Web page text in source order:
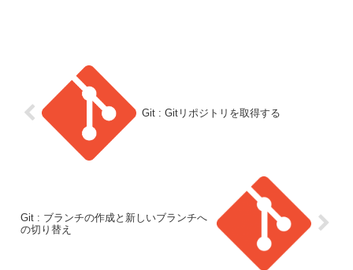
Git : Gitリポジトリを取得する
Git : ブランチの作成と新しいブランチへ
の切り替え